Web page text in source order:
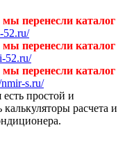
перенесли каталог
52.ru/
перенесли каталог
52.ru/
перенесли каталог
s.ru/
есть простой и
расчета и